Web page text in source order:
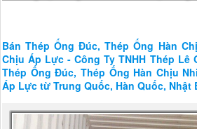
Bán Thép Ống Đúc, Thép Ống Hàn
Chịu Áp Lực - Công Ty TNHH Thép Lê
Thép Ống Đúc, Thép Ống Hàn Chịu
Áp Lực từ Trung Quốc, Hàn Quốc, Nhật